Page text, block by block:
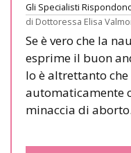
Gli Specialisti
di Dottoressa Elisa
Se è vero che la
esprime il buon
lo è altrettanto
automaticamente
minaccia di aborto.